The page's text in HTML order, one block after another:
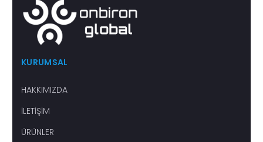
KURUMSAL
HAKKIMIZDA
İLETİŞİM
ÜRÜNLER